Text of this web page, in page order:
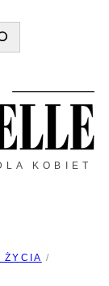
KOBIET
ŻYCIA /